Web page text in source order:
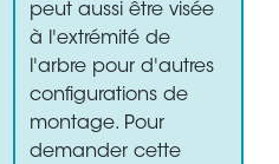
peut aussi être visée
à l'extrémité de
l'arbre pour d'autres
configurations de
montage. Pour
demander cette